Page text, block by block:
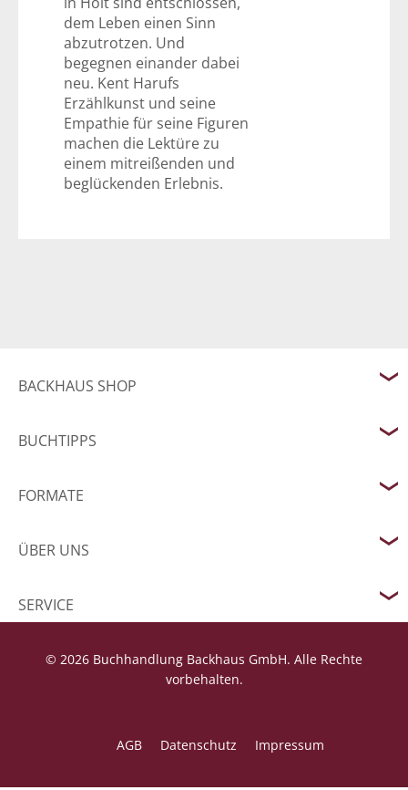
dem Leben einen Sinn
abzutrotzen. Und
begegnen einander dabei
neu. Kent Harufs
Erzählkunst und seine
Empathie für seine Figuren
machen die Lektüre zu
einem mitreißenden und
beglückenden Erlebnis.
BACKHAUS SHOP
BUCHTIPPS
FORMATE
ÜBER UNS
SERVICE
© 2026 Buchhandlung Backhaus GmbH. Alle Rechte
vorbehalten.
AGB Datenschutz Impressum